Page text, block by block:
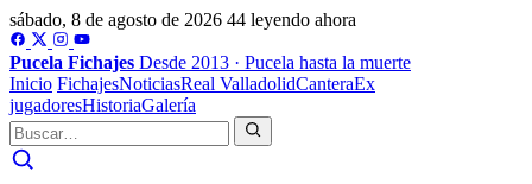
sábado, 8 de agosto de 2026 44 leyendo ahora
Pucela Fichajes Desde 2013 · Pucela hasta la muerte
Inicio FichajesNoticiasReal ValladolidCanteraEx
jugadoresHistoriaGalería